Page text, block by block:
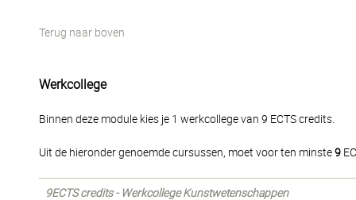
Terug naar boven
Werkcollege
Binnen deze module kies je 1 werkcollege van 9 ECTS credits.
Uit de hieronder genoemde cursussen, moet voor ten minste9
9ECTS credits - Werkcollege Kunstwetenschappen